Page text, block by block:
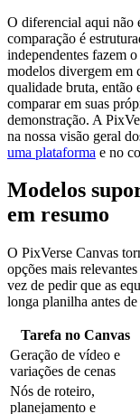
O diferencial aqui não
comparação é
independentes fazem
modelos divergem em
qualidade bruta, então
comparar em suas
demonstração. A
na nossa visão geral
uma plataforma e no
Modelos
em resumo
O PixVerse Canvas
opções mais
vez de pedir que as
longa planilha antes de
Tarefa no Canvas
Geração de vídeo e
variações de cenas
Nós de roteiro,
planejamento e